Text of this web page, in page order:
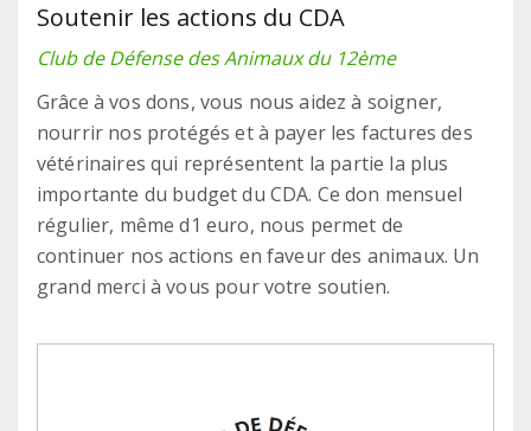
Soutenir les actions du CDA
Club de Défense des Animaux du 12ème
Grâce à vos dons, vous nous aidez à soigner,
nourrir nos protégés et à payer les factures des
vétérinaires qui représentent la partie la plus
importante du budget du CDA. Ce don mensuel
régulier, même d1 euro, nous permet de
continuer nos actions en faveur des animaux. Un
grand merci à vous pour votre soutien.